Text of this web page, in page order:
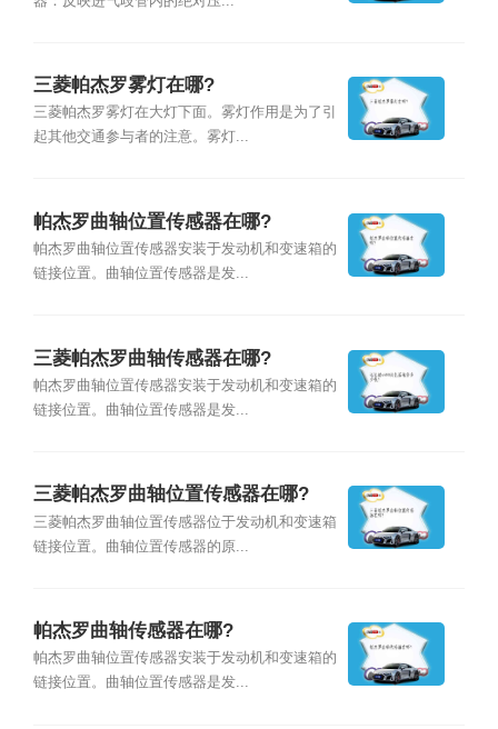
三菱帕杰罗雾灯在哪?
三菱帕杰罗雾灯在大灯下面。雾灯作用是为了引
起其他交通参与者的注意。雾灯...
帕杰罗曲轴位置传感器在哪?
帕杰罗曲轴位置传感器安装于发动机和变速箱的
链接位置。曲轴位置传感器是发...
三菱帕杰罗曲轴传感器在哪?
帕杰罗曲轴位置传感器安装于发动机和变速箱的
链接位置。曲轴位置传感器是发...
三菱帕杰罗曲轴位置传感器在哪?
三菱帕杰罗曲轴位置传感器位于发动机和变速箱
链接位置。曲轴位置传感器的原...
帕杰罗曲轴传感器在哪?
帕杰罗曲轴位置传感器安装于发动机和变速箱的
链接位置。曲轴位置传感器是发...